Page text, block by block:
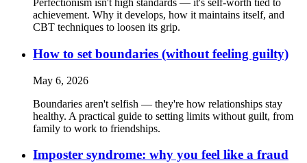
Perfectionism isn't high standards — it's self-worth tied to
achievement. Why it develops, how it maintains itself, and
CBT techniques to loosen its grip.
How to set boundaries (without feeling guilty)
May 6, 2026
Boundaries aren't selfish — they're how relationships stay
healthy. A practical guide to setting limits without guilt, from
family to work to friendships.
Imposter syndrome: why you feel like a fraud